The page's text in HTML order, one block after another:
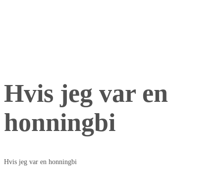
Hvis jeg var en
honningbi
Hvis jeg var en honningbi